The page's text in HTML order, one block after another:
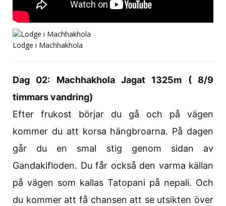
Lodge i Machhakhola
Dag 02: Machhakhola Jagat 1325m ( 8/9
timmars vandring)
Efter frukost börjar du gå och på vägen
kommer du att korsa hängbroarna. På dagen
går du en smal stig genom sidan av
Gandakifloden. Du får också den varma källan
på vägen som kallas Tatopani på nepali. Och
du kommer att få chansen att se utsikten över